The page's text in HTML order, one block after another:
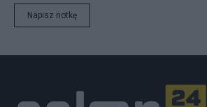
Napisz notkę